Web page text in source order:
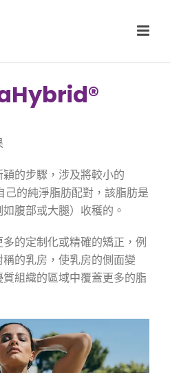
的步驟，涉及將較小的
的純淨脂肪配對，該脂肪是
腹部或大腿）收穫的。
的定制化或精確的矯正，例
的乳房，使乳房的側面變
組織的區域中覆蓋更多的脂